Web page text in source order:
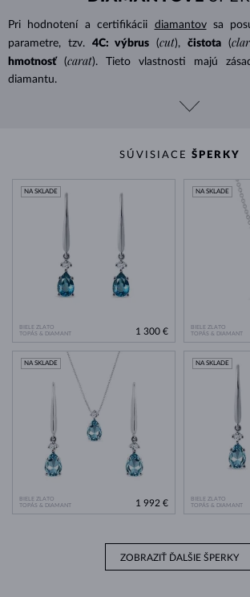
Pri hodnotení a certifikácii diamantovsa
parametre, tzv.
4C: výbrus (cut), čistota (
hmotnosť
(carat). Tieto vlastnosti majú
diamantu.
SÚVISIACE ŠPERKY
BIELE ZLATO
TOPÁS & DIAMANT
NA SKLADE
1 300 €
BIELE ZLATO
TOPÁS & DIAMANT
NA SKLADE
BIELE ZLATO
TOPÁS & DIAMANT
NA SKLADE
1 992 €
BIELE ZLATO
TOPÁS & DIAMANT
NA SKLADE
ZOBRAZIŤ ĎALŠIE ŠPERKY